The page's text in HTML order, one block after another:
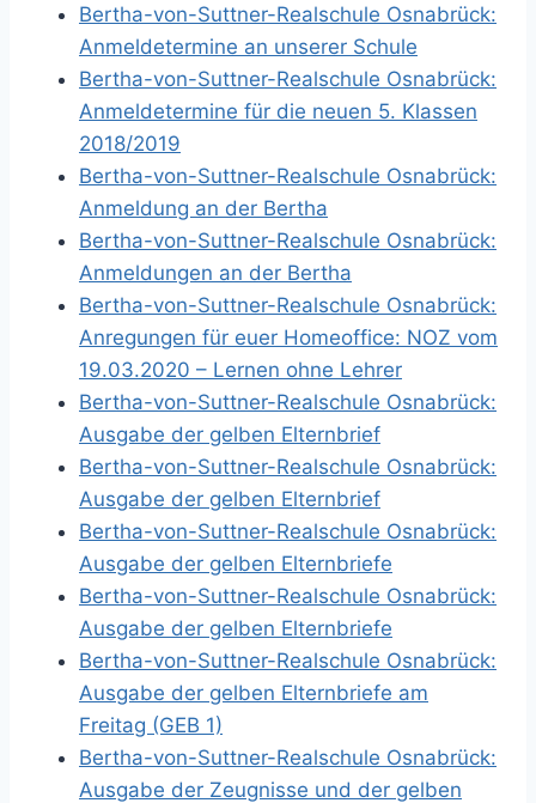
Bertha-von-Suttner-Realschule Osnabrück:
Anmeldetermine an unserer Schule
Bertha-von-Suttner-Realschule Osnabrück:
Anmeldetermine für die neuen 5. Klassen
2018/2019
Bertha-von-Suttner-Realschule Osnabrück:
Anmeldung an der Bertha
Bertha-von-Suttner-Realschule Osnabrück:
Anmeldungen an der Bertha
Bertha-von-Suttner-Realschule Osnabrück:
Anregungen für euer Homeoffice: NOZ vom
19.03.2020 – Lernen ohne Lehrer
Bertha-von-Suttner-Realschule Osnabrück:
Ausgabe der gelben Elternbrief
Bertha-von-Suttner-Realschule Osnabrück:
Ausgabe der gelben Elternbrief
Bertha-von-Suttner-Realschule Osnabrück:
Ausgabe der gelben Elternbriefe
Bertha-von-Suttner-Realschule Osnabrück:
Ausgabe der gelben Elternbriefe
Bertha-von-Suttner-Realschule Osnabrück:
Ausgabe der gelben Elternbriefe am
Freitag (GEB 1)
Bertha-von-Suttner-Realschule Osnabrück:
Ausgabe der Zeugnisse und der gelben